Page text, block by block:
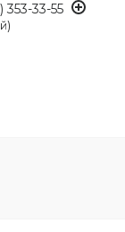
353-33-55